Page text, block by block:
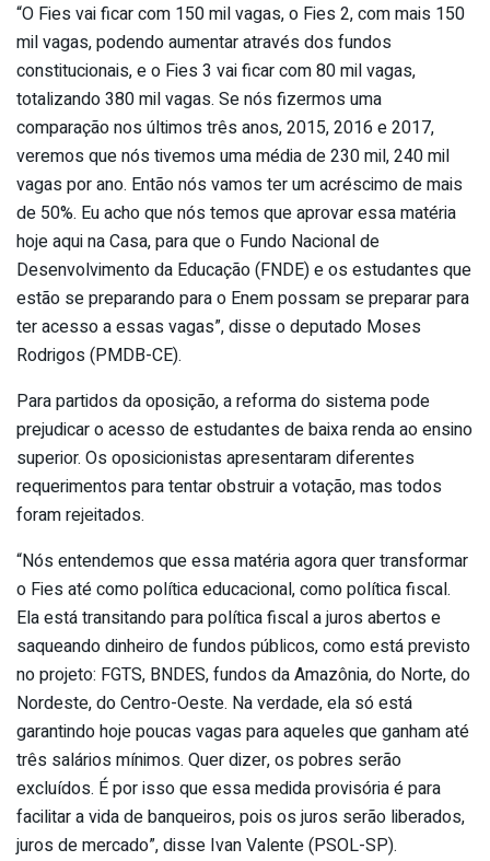
“O Fies vai ficar com 150 mil vagas, o Fies 2, com mais 150
mil vagas, podendo aumentar através dos fundos
constitucionais, e o Fies 3 vai ficar com 80 mil vagas,
totalizando 380 mil vagas. Se nós fizermos uma
comparação nos últimos três anos, 2015, 2016 e 2017,
veremos que nós tivemos uma média de 230 mil, 240 mil
vagas por ano. Então nós vamos ter um acréscimo de mais
de 50%. Eu acho que nós temos que aprovar essa matéria
hoje aqui na Casa, para que o Fundo Nacional de
Desenvolvimento da Educação (FNDE) e os estudantes que
estão se preparando para o Enem possam se preparar para
ter acesso a essas vagas”, disse o deputado Moses
Rodrigos (PMDB-CE).
Para partidos da oposição, a reforma do sistema pode
prejudicar o acesso de estudantes de baixa renda ao ensino
superior. Os oposicionistas apresentaram diferentes
requerimentos para tentar obstruir a votação, mas todos
foram rejeitados.
“Nós entendemos que essa matéria agora quer transformar
o Fies até como política educacional, como política fiscal.
Ela está transitando para política fiscal a juros abertos e
saqueando dinheiro de fundos públicos, como está previsto
no projeto: FGTS, BNDES, fundos da Amazônia, do Norte, do
Nordeste, do Centro-Oeste. Na verdade, ela só está
garantindo hoje poucas vagas para aqueles que ganham até
três salários mínimos. Quer dizer, os pobres serão
excluídos. É por isso que essa medida provisória é para
facilitar a vida de banqueiros, pois os juros serão liberados,
juros de mercado”, disse Ivan Valente (PSOL-SP).